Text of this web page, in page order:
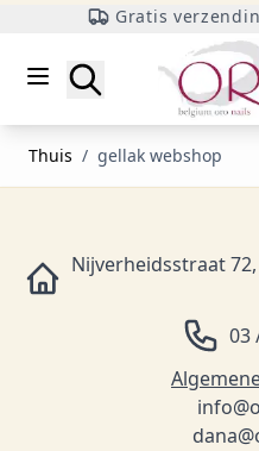
Gratis
Zoeken
Thuis / gellak webshop
Nijverheidsstraat
03